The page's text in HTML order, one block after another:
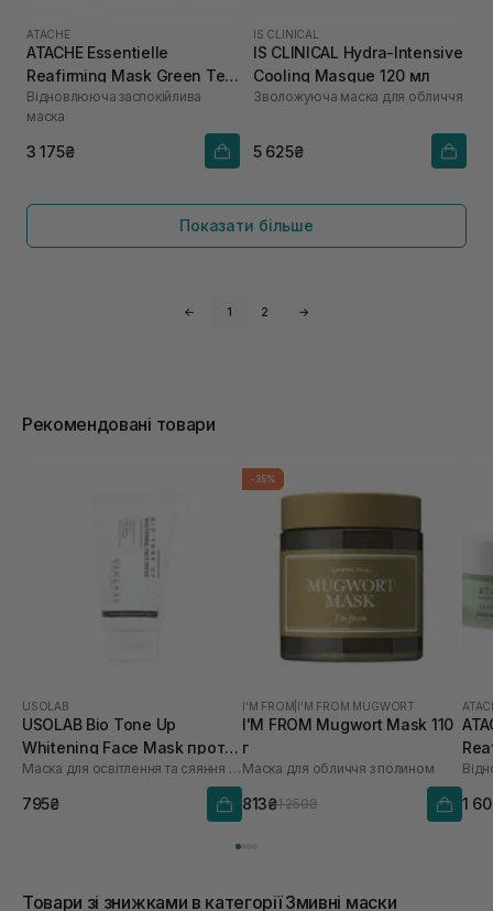
ATACHE
ATACHE Essentielle
Reafirming Mask Green Tea
200 мл
Відновлююча заспокійлива
маска
3 175₴
IS CLINICAL
IS CLINICAL Hydra-Intensive
Cooling Masque 120 мл
Зволожуюча маска для обличчя
5 625₴
Показати більше
← 1 2 →
Рекомендовані товари
USOLAB
USOLAB Bio Tone Up
Whitening Face Mask проти
тьмяності та нерівного
тону 50 мл
Маска для освітлення та сяяння шкіри обличчя
795₴
-35%
I'M FROM I'M FROM MUGWORT
I'M FROM Mugwort Mask 110
г
Маска для обличчя з полином
813₴1 250₴
50
1
Товари зі знижками в категорії Змивні маски